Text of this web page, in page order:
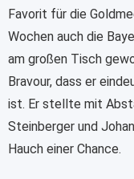
Favorit für die
Wochen auch die
am großen Tisch
Bravour, dass er
ist. Er stellte mit
Steinberger und
Hauch einer Chance.